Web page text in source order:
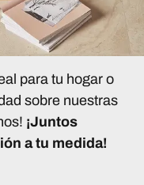
para tu hogar o
sobre nuestras
¡Juntos
a tu medida!